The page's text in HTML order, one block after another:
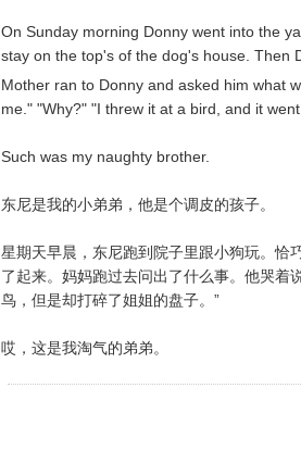
On Sunday morning Donny went into the
stay on the top's of the dog's house. Then
Mother ran to Donny and asked him what
me." "Why?" "I threw it at a bird, and it
Such was my naughty brother.
东尼是我的小弟弟，他是个调皮的孩子。
星期天早晨，东尼跑到院子里跟小狗玩。恰
了起来。妈妈跑过去问出了什么事。他哭着
鸟，但是却打碎了姐姐的盘子。”
哎，这是我淘气的弟弟。